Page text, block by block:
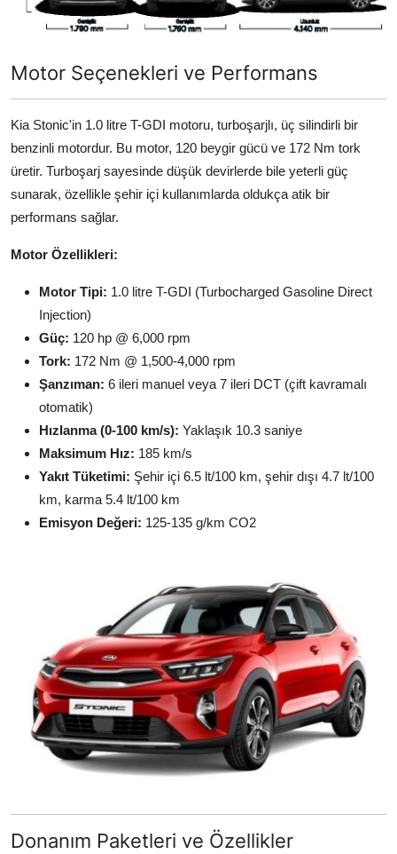
Motor Seçenekleri ve Performans
Kia Stonic'in 1.0 litre T-GDI motoru, turboşarjlı, üç silindirli bir
benzinli motordur. Bu motor, 120 beygir gücü ve 172 Nm tork
üretir. Turboşarj sayesinde düşük devirlerde bile yeterli güç
sunarak, özellikle şehir içi kullanımlarda oldukça atik bir
performans sağlar.
Motor Özellikleri:
Motor Tipi: 1.0 litre T-GDI (Turbocharged Gasoline Direct
Injection)
Güç: 120 hp @ 6,000 rpm
Tork: 172 Nm @ 1,500-4,000 rpm
Şanzıman: 6 ileri manuel veya 7 ileri DCT (çift kavramalı
otomatik)
Hızlanma (0-100 km/s): Yaklaşık 10.3 saniye
Maksimum Hız: 185 km/s
Yakıt Tüketimi: Şehir içi 6.5 lt/100 km, şehir dışı 4.7 lt/100
km, karma 5.4 lt/100 km
Emisyon Değeri: 125-135 g/km CO2
Donanım Paketleri ve Özellikler